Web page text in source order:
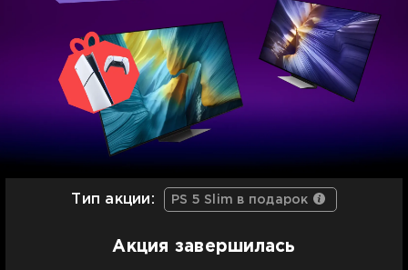
Тип акции: PS 5 Slim в подарок
Акция завершилась